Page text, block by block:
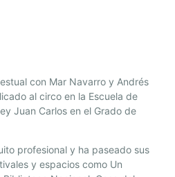
con Mar Navarro y Andrés
al circo en la Escuela de
Juan Carlos en el Grado de
profesional y ha paseado sus
y espacios como Un